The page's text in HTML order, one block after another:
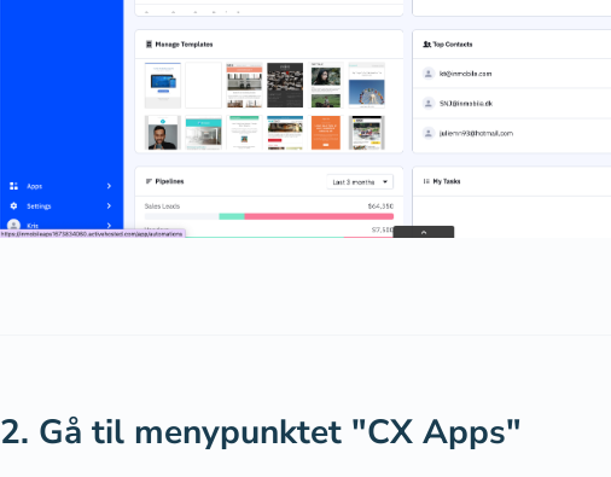
2. Gå til menypunktet "CX Apps"